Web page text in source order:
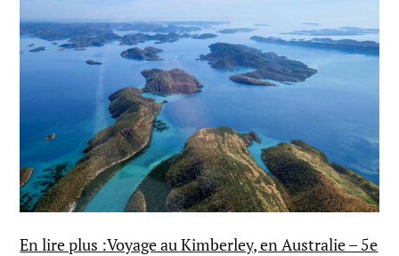
En lire plus :Voyage au Kimberley, en Australie – 5e